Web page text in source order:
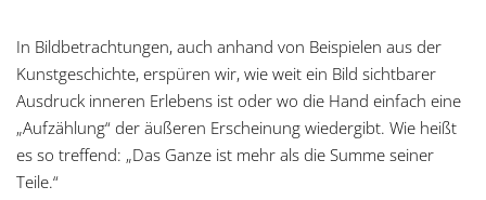
In Bildbetrachtungen, auch anhand von Beispielen aus der
Kunstgeschichte, erspüren wir, wie weit ein Bild sichtbarer
Ausdruck inneren Erlebens ist oder wo die Hand einfach eine
„Aufzählung“ der äußeren Erscheinung wiedergibt. Wie heißt
es so treffend: „Das Ganze ist mehr als die Summe seiner
Teile.“